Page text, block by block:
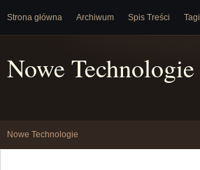
Strona główna Archiwum Spis Treści Tagi
Nowe Technologie
Nowe Technologie